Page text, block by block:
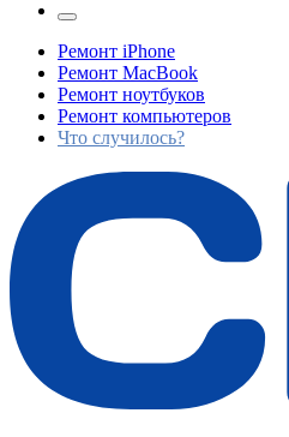
Ремонт iPhone
Ремонт MacBook
Ремонт ноутбуков
Ремонт компьютеров
Что случилось?